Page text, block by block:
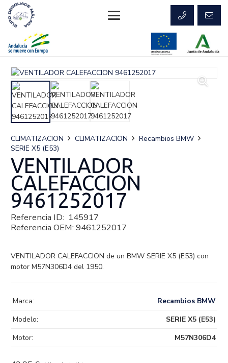
CLIMATIZACION CLIMATIZACION
Recambios BMW
SERIE X5 (E53)
VENTILADOR
CALEFACCION
9461252017
Referencia ID: 145917
Referencia OEM: 9461252017
VENTILADOR CALEFACCION de un BMW SERIE X5 (E53) con
motor M57N306D4 del 1950.
Marca:
Recambios BMW
Modelo:
SERIE X5 (E53)
Motor:
M57N306D4